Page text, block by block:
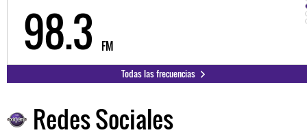
98.3 FM
Todas las frecuencias
Redes Sociales